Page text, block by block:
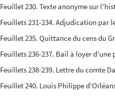
Feuillet 230. Texte anonyme sur
Feuillets 231-234. Adjudication par
Feuillet 235. Quittance du cens du
Feuillets 236-237. Bail à loyer
Feuillets 238-239. Lettre du comte
Feuillet 240. Louis Philippe